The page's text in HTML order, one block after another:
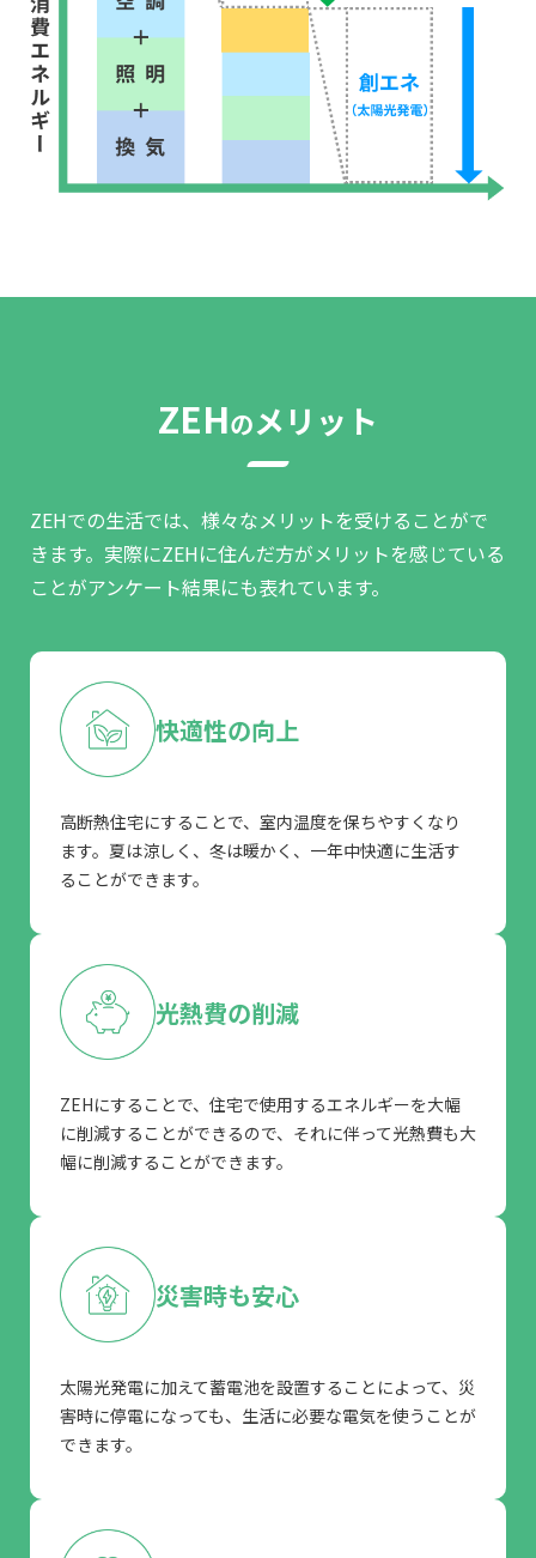
ZEHのメリット
ZEHでの生活では、様々なメリットを受けることがで
きます。 実際にZEHに住んだ方がメリットを感じている
ことがアンケート結果にも表れています。
快適性の向上
高断熱住宅にすることで、室内温度を保ちやすくなり
ます。夏は涼しく、冬は暖かく、一年中快適に生活す
ることができます。
光熱費の削減
ZEHにすることで、住宅で使用するエネルギーを大幅
に削減することができるので、それに伴って光熱費も大
幅に削減することができます。
災害時も安心
太陽光発電に加えて蓄電池を設置することによって、災
害時に停電になっても、生活に必要な電気を使うことが
できます。